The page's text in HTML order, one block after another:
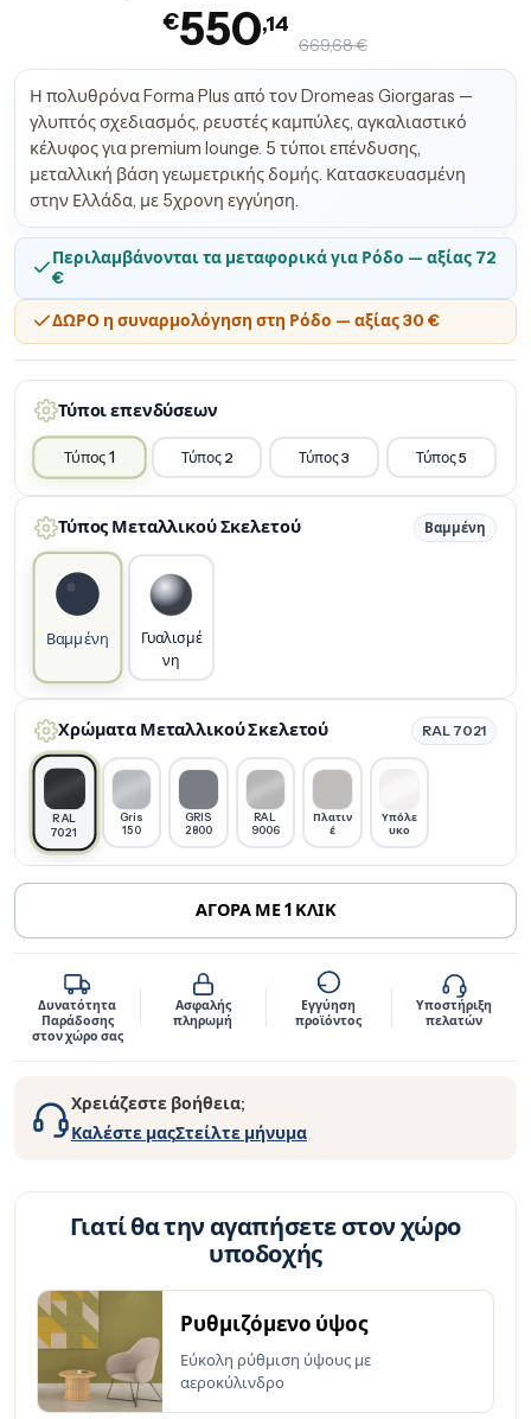
€550,14
669,68 €
Η πολυθρόνα Forma Plus από τον Dromeas Giorgaras —
γλυπτός σχεδιασμός, ρευστές καμπύλες, αγκαλιαστικό
κέλυφος για premium lounge. 5 τύποι επένδυσης,
μεταλλική βάση γεωμετρικής δομής. Κατασκευασμένη
στην Ελλάδα, με 5χρονη εγγύηση.
Περιλαμβάνονται τα μεταφορικά για Ρόδο — αξίας 72
€
ΔΩΡΟ η συναρμολόγηση στη Ρόδο — αξίας 30 €
Τύποι επενδύσεων
Τύπος 1 Τύπος 2 Τύπος 3 Τύπος 5
Τύπος Μεταλλικού Σκελετού Βαμμένη
Βαμμένη
Γυαλισμέ
νη
Χρώματα Μεταλλικού Σκελετού RAL 7021
RAL
7021
Gris
150
GRIS
2800
RAL
9006
Πλατιν
έ
Υπόλε
υκο
ΑΓΟΡΑ ΜΕ 1 ΚΛΙΚ
Δυνατότητα
Παράδοσης
στον χώρο σας
Ασφαλής
πληρωμή
Εγγύηση
προϊόντος
Υποστήριξη
πελατών
Χρειάζεστε βοήθεια;
Καλέστε μαςΣτείλτε μήνυμα
Γιατί θα την αγαπήσετε στον χώρο
υποδοχής
Ρυθμιζόμενο ύψος
Εύκολη ρύθμιση ύψους με
αεροκύλινδρο